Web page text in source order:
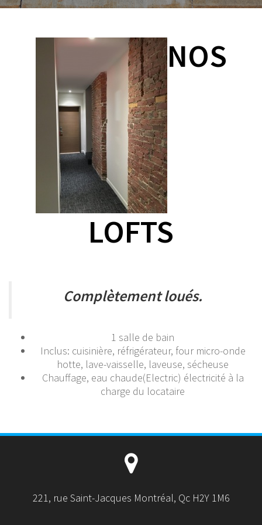
NOS
LOFTS
Complètement loués.
1 salle de bain
Inclus: cuisinière, réfrigérateur, four micro-onde
hotte, lave-vaisselle, laveuse, sécheuse
Chauffage, eau chaude(Electric) électricité à la
charge du locataire
221, rue Saint-Jacques Montréal, Qc H2Y 1M6